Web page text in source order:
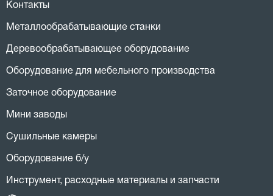
Контакты
Металлообрабатывающие станки
Деревообрабатывающее оборудование
Оборудование для мебельного производства
Заточное оборудование
Мини заводы
Сушильные камеры
Оборудование б/у
Инструмент, расходные материалы и запчасти